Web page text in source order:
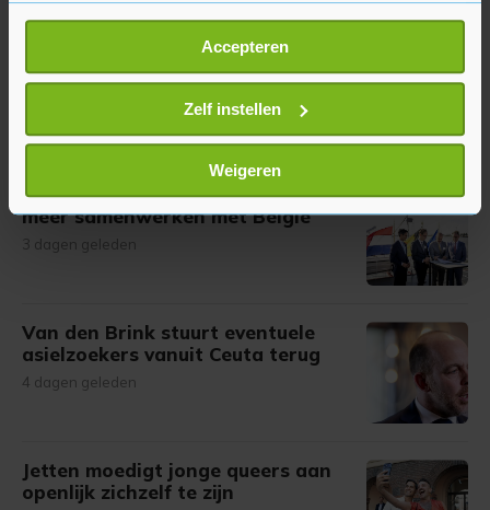
Als u het toestaat, willen we ook graag:
Informatie verzamelen over uw geografische
locatie, die tot een paar meter nauwkeurig kan zijn
Uw apparaat identificeren door het actief te
scannen op specifieke eigenschappen (fingerprinting)
Lees meer over hoe uw persoonlijke gegevens worden
verwerkt en stel uw voorkeuren in het
U kunt uw toestemming op elk moment wijzigen of
intrekken in de Cookieverklaring.
bezoek makkelijker en persoonlijker. Op
onze cookiepagina kun je ons cookiebeleid bekijken en je
gemaakte keuze altijd wijzigen of intrekken.
Accepteren
Zelf instellen
Weigeren
Paul hield besluit loon
arbeidsmigranten stil tot na
Jetten wil voor stroomproductie
meer samenwerken met België
3 dagen geleden
Van den Brink stuurt eventuele
asielzoekers vanuit Ceuta terug
4 dagen geleden
Jetten moedigt jonge queers aan
openlijk zichzelf te zijn